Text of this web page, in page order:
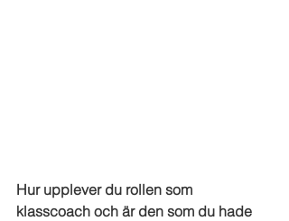
Hur upplever du rollen som
klasscoach och är den som du hade